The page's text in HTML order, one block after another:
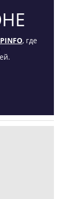
, где